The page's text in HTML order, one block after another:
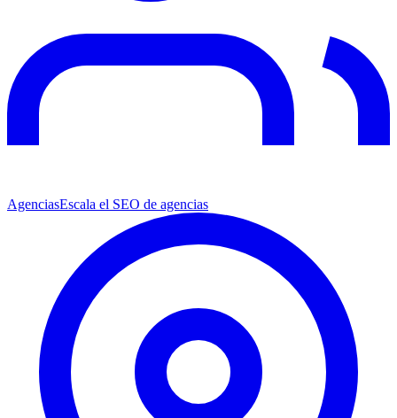
AgenciasEscala el SEO de agencias